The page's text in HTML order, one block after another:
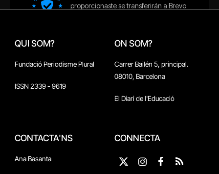
QUI SOM?
Fundació Periodisme Plural
ISSN 2339 - 9619
ON SOM?
Carrer Bailén 5, principal.
08010, Barcelona
El Diari de l'Educació
CONTACTA'NS
Ana Basanta
CONNECTA
X
Instagram
Facebook
RSS